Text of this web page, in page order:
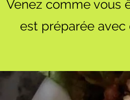
Venez comme vous
est préparée